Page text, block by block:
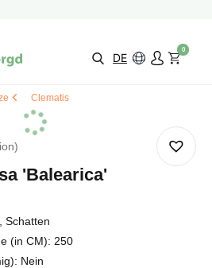
selbst
DE
0
Clematis
'Balearica'
Schatten
(in CM): 250
Nein